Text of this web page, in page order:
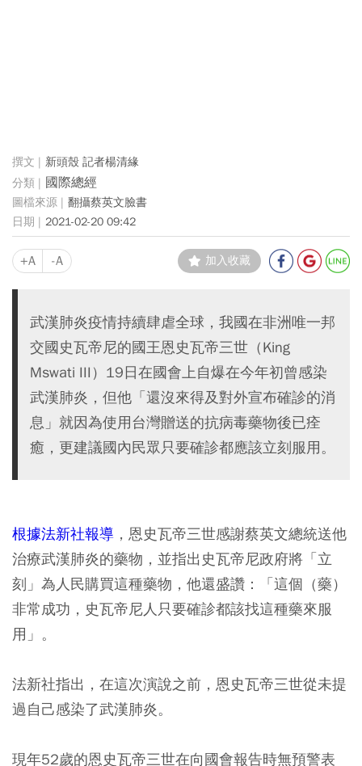
新頭殼 記者楊清緣
國際總經
翻攝蔡英文臉書
2021-02-20 09:42
+A -A 加入收藏
武漢肺炎疫情持續肆虐全球，我國在非洲唯一邦
交國史瓦帝尼的國王恩史瓦帝三世（King
Mswati III）19日在國會上自爆在今年初曾感染
武漢肺炎，但他「還沒來得及對外宣布確診的消
息」就因為使用台灣贈送的抗病毒藥物後已痊
癒，更建議國內民眾只要確診都應該立刻服用。
根據法新社報導 ，恩史瓦帝三世感謝蔡英文總統送他
治療武漢肺炎的藥物，並指出史瓦帝尼政府將「立
刻」為人民購買這種藥物，他還盛讚：「這個（藥）
非常成功，史瓦帝尼人只要確診都該找這種藥來服
用」。
法新社指出，在這次演說之前，恩史瓦帝三世從未提
過自己感染了武漢肺炎。
現年52歲的恩史瓦帝三世在向國會報告時無預警表